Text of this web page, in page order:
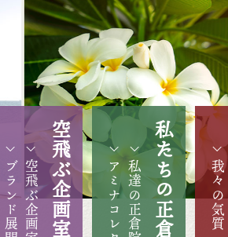
空飛ぶ企画室
ブランド展開 私たちの正倉院 我々の気質